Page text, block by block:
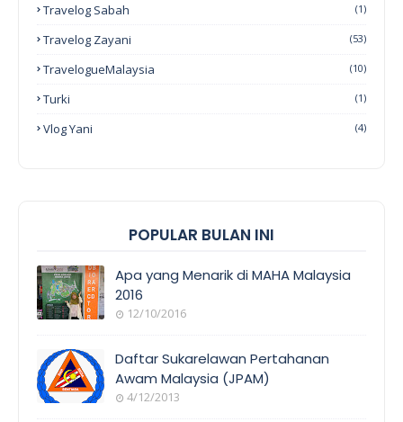
Travelog Sabah (1)
Travelog Zayani (53)
TravelogueMalaysia (10)
Turki (1)
Vlog Yani (4)
POPULAR BULAN INI
COVERAGE
Apa yang Menarik di MAHA Malaysia
2016
12/10/2016
Daftar Sukarelawan Pertahanan
Awam Malaysia (JPAM)
4/12/2013